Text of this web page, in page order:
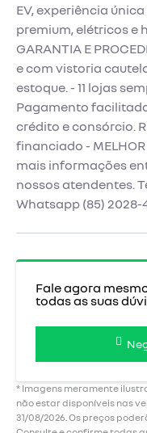
EV, experiência
premium, elétricos e
GARANTIA E
e com vistoria
estoque. - 11 lojas
Pagamento
crédito e consórcio.
financiado - MELHOR
mais informações
nossos atendentes.
Whatsapp (85) 2028-
Fale agora
todas as suas
* Imagens meramente
não estar disponíveis nas
31/08/2026. Os preços